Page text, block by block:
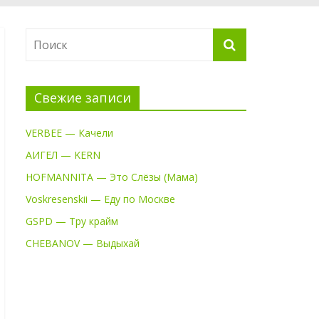
Свежие записи
VERBEE — Качели
АИГЕЛ — KERN
HOFMANNITA — Это Слёзы (Мама)
Voskresenskii — Еду по Москве
GSPD — Тру крайм
CHEBANOV — Выдыхай